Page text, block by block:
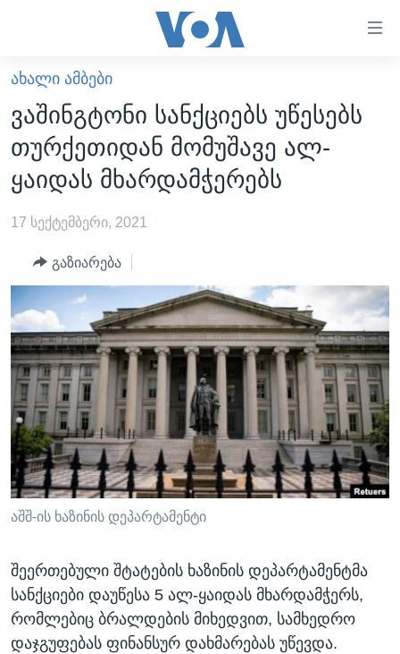
ხელმისაწვდომობისთვის
გადადით
მთავარზე
გადადით
მთავარ
ნავიგაციაზე
გადადით
ძიებაზე
ᲐᲮᲐᲚᲘ ᲐᲛᲑᲔᲑᲘ
ᲡᲐᲥᲐᲠᲗᲕᲔᲚᲝ
ᲐᲨᲨ
ᲐᲨᲨ-ᲘᲡ ᲐᲠᲩᲔᲕᲜᲔᲑᲘ 2024
ᲛᲡᲝᲤᲚᲘᲝ
ᲕᲘᲓᲔᲝᲔᲑᲘ
ᲒᲐᲓᲐᲪᲔᲛᲔᲑᲘ
ᲕᲐᲨᲘᲜᲒᲢᲝᲜᲘ ᲓᲦᲔᲡ
ᲮᲔᲓᲕᲐ ᲕᲐᲨᲘᲜᲒᲢᲝᲜᲘᲓᲐᲜ
ᲡᲢᲣᲓᲘᲐ ᲕᲐᲨᲘᲜᲒᲢᲝᲜᲘ
ᲡᲮᲕᲐ ᲡᲘᲐᲮᲚᲔᲔᲑᲘ
ᲞᲝᲚᲘᲢᲘᲙᲐ
ᲔᲙᲝᲜᲝᲛᲘᲙᲐ
ᲯᲐᲜᲛᲠᲗᲔᲚᲝᲑᲐ
ᲛᲔᲪᲜᲘᲔᲠᲔᲑᲐ
ᲘᲜᲢᲔᲠᲕᲘᲣ
ᲒᲐᲚᲘᲚᲔᲝ
ᲓᲔᲖᲘᲜᲤᲝᲠᲛᲐᲪᲘᲐ
ᲠᲣᲡᲔᲗᲘᲡ ᲨᲔᲭᲠᲐ ᲣᲙᲠᲐᲘᲜᲐᲨᲘ
Learning English
ᲗᲕᲐᲚᲘ ᲒᲕᲐᲓᲔᲕᲜᲔᲗ
ენები
ᲐᲮᲐᲚᲘ ᲐᲛᲑᲔᲑᲘ
ვაშინგტონი სანქციებს უწესებს
თურქეთიდან მომუშავე ალ-
ყაიდას მხარდამჭერებს
17 სექტემბერი, 2021
გაზიარება
აშშ-ის ხაზინის დეპარტამენტი
შეერთებული შტატების ხაზინის დეპარტამენტმა
სანქციები დაუწესა 5 ალ-ყაიდას მხარდამჭერს,
რომლებიც ბრალდების მიხედვით, სამხედრო
დაჯგუფებას ფინანსურ დახმარებას უწევდა.